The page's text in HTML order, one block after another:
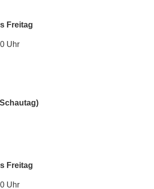
Freitag
Uhr
Freitag
Uhr